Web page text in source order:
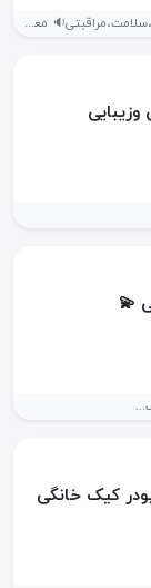
زیبایی و سلامت پوست ومو یک انتخاب است مطالب آموزشی،سلامت،مراقبتی🔉 معرفی محصول💡...
وزیبایی
💫
کیک خانگی